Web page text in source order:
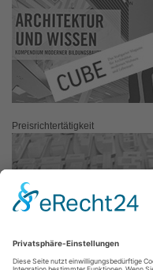
Preisrichtertätigkeit
Auszeichnungen